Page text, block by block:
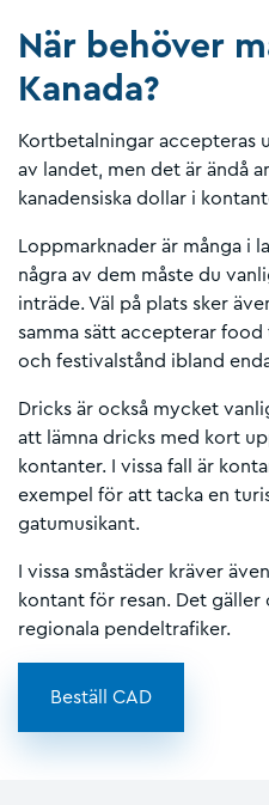
När behöver
Kanada?
Kortbetalningar accepteras
av landet, men det är ändå
kanadensiska dollar i
Loppmarknader är många i
några av dem måste du
inträde. Väl på plats sker
samma sätt accepterar
och festivalstånd ibland
Dricks är också mycket
att lämna dricks med kort
kontanter. I vissa fall är
exempel för att tacka en
gatumusikant.
I vissa småstäder kräver
kontant för resan. Det gäller
regionala pendeltrafiker.
Beställ CAD